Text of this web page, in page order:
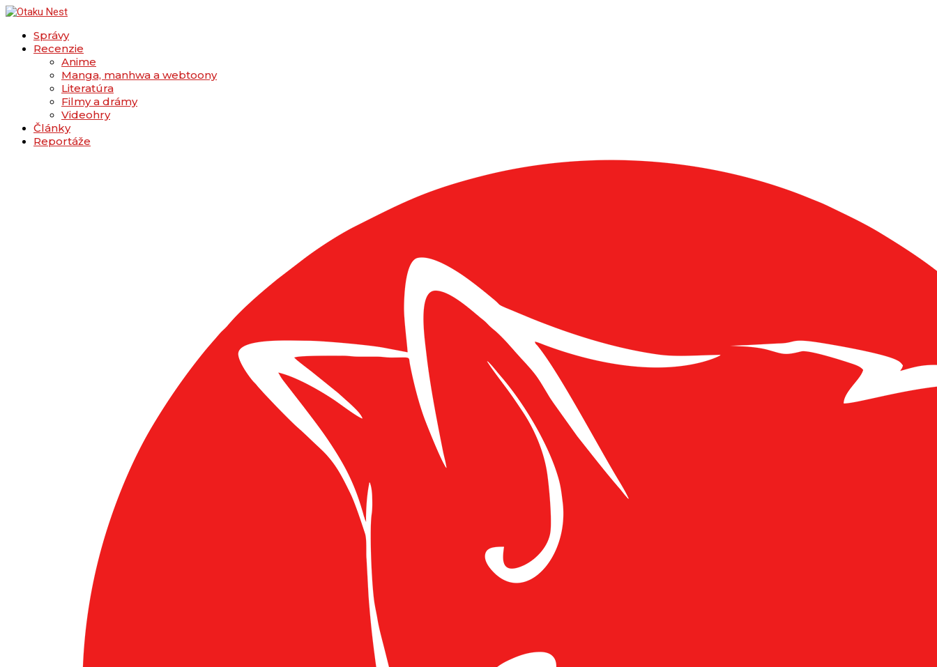
Správy
Recenzie
Anime
Manga, manhwa a webtoony
Literatúra
Filmy a drámy
Videohry
Články
Reportáže